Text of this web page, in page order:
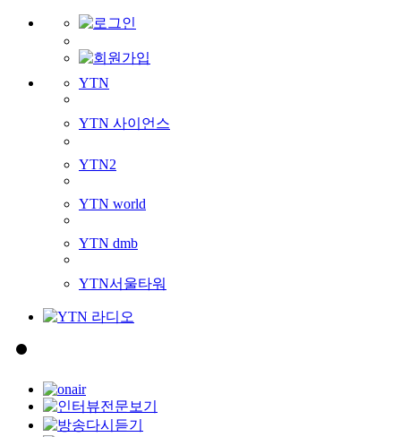
YTN
YTN 사이언스
YTN2
YTN world
YTN dmb
YTN서울타워